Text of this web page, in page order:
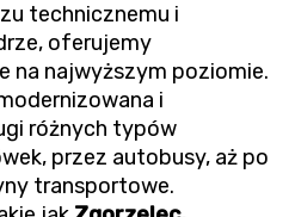
technicznemu i
oferujemy
na najwyższym poziomie.
i
różnych typów
przez autobusy, aż po
transportowe.